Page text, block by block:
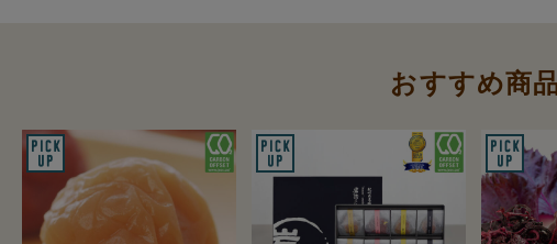
おすすめ商